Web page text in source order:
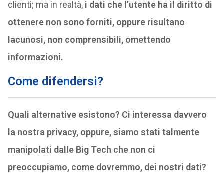
clienti; ma in realtà, i dati che l’utente ha il diritto di
ottenere non sono forniti, oppure risultano
lacunosi, non comprensibili, omettendo
informazioni.
Come difendersi?
Quali alternative esistono? Ci interessa davvero
la nostra privacy, oppure, siamo stati talmente
manipolati dalle Big Tech che non ci
preoccupiamo, come dovremmo, dei nostri dati?